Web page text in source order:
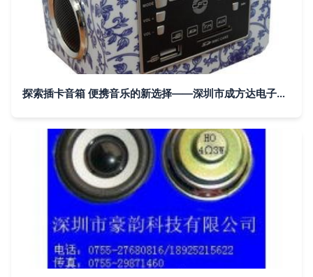
探索插卡音箱 便携音乐的新选择——深圳市成方达电子产品解析